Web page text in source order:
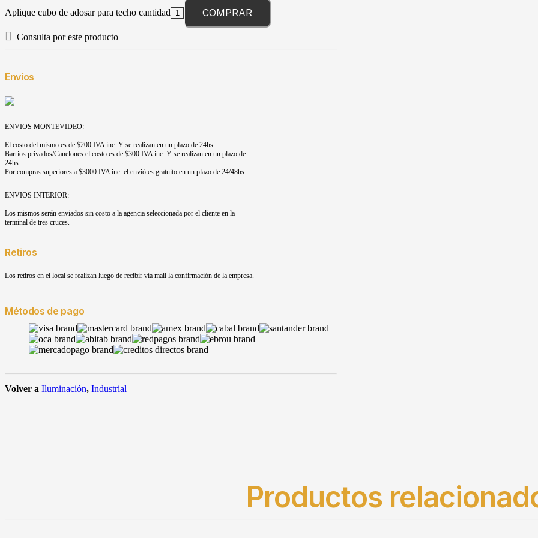
Aplique cubo de adosar para techo cantidad COMPRAR
Consulta por este producto
Envíos
ENVIOS MONTEVIDEO:
El costo del mismo es de $200 IVA inc. Y se realizan en un plazo de 24hs
Barrios privados/Canelones el costo es de $300 IVA inc. Y se realizan en un plazo de
24hs
Por compras superiores a $3000 IVA inc. el envió es gratuito en un plazo de 24/48hs
ENVIOS INTERIOR:
Los mismos serán enviados sin costo a la agencia seleccionada por el cliente en la
terminal de tres cruces.
Retiros
Los retiros en el local se realizan luego de recibir vía mail la confirmación de la empresa.
Métodos de pago
Volver a Iluminación, Industrial
Productos